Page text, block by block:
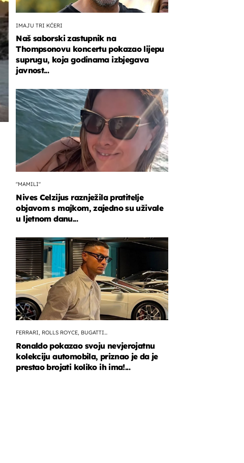
IMAJU TRI KĆERI
Naš saborski zastupnik na
Thompsonovu koncertu pokazao lijepu
suprugu, koja godinama izbjegava
javnost...
"MAMILI"
Nives Celzijus raznježila pratitelje
objavom s majkom, zajedno su uživale
u ljetnom danu...
FERRARI, ROLLS ROYCE, BUGATTI...
Ronaldo pokazao svoju nevjerojatnu
kolekciju automobila, priznao je da je
prestao brojati koliko ih ima!...